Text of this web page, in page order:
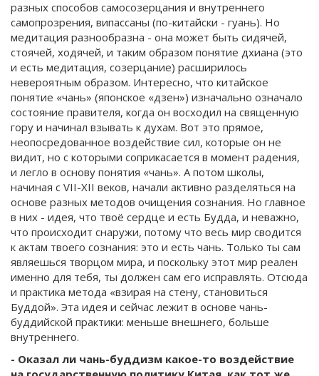
разных способов самосозерцания и внутреннего
самопрозрения, випассаны (по-китайски - гуань). Но
медитация разнообразна - она может быть сидячей,
стоячей, ходячей, и таким образом понятие дхиана (это
и есть медитация, созерцание) расширилось
невероятным образом. Интересно, что китайское
понятие «чань» (японское «дзен») изначально означало
состояние правителя, когда он восходил на священную
гору и начинал взывать к духам. Вот это прямое,
неопосредованное воздействие сил, которые он не
видит, но с которыми соприкасается в момент радения,
и легло в основу понятия «чань». А потом школы,
начиная с VII-XII веков, начали активно разделяться на
основе разных методов очищения сознания. Но главное
в них - идея, что твоё сердце и есть Будда, и неважно,
что происходит снаружи, потому что весь мир сводится
к актам твоего сознания: это и есть чань. Только ты сам
являешься творцом мира, и поскольку этот мир реален
именно для тебя, ты должен сам его исправлять. Отсюда
и практика метода «взирая на стену, становиться
Буддой». Эта идея и сейчас лежит в основе чань-
буддийской практики: меньше внешнего, больше
внутреннего.
- Оказал ли чань-буддизм какое-то воздействие